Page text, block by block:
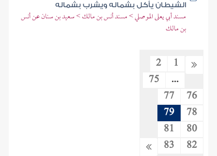
الشيطان يأكل بشماله ويشرب بشماله
مسند أبي يعلى الموصلي > مسند أنس بن مالك > سعيد بن سنان عن أنس
بن مالك
1
2
...
75
76
77
78
79
80
81
82
83